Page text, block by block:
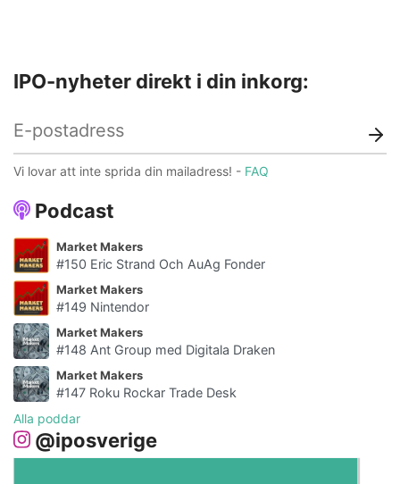
Podcast
Market Makers
#150 Eric Strand Och AuAg Fonder
Market Makers
#149 Nintendor
Market Makers
#148 Ant Group med Digitala Draken
Market Makers
#147 Roku Rockar Trade Desk
Alla poddar
@iposverige
IPO-nyheter direkt i din inkorg:
Vi lovar att inte sprida din mailadress! - FAQ